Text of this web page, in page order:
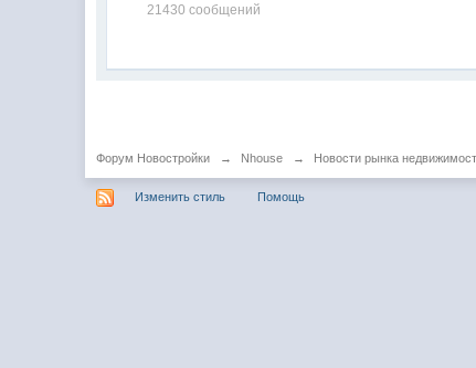
21430 сообщений
Форум Новостройки → Nhouse → Новости рынка
Изменить стиль Помощь